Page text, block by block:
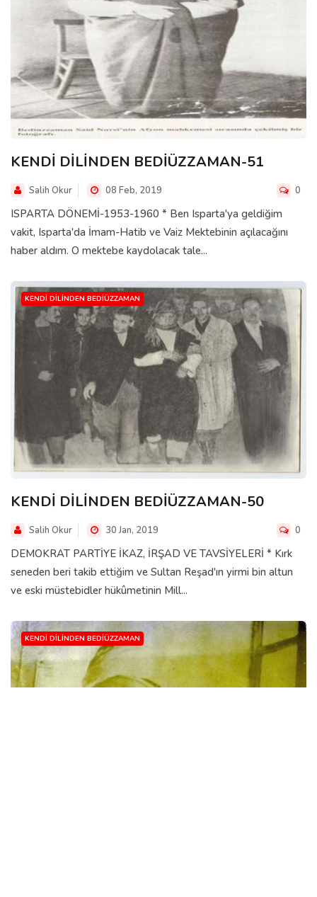
KENDİ DİLİNDEN BEDİÜZZAMAN-51
Salih Okur 08 Feb, 2019 0
ISPARTA DÖNEMİ-1953-1960 * Ben Isparta'ya geldiğim
vakit, Isparta'da İmam-Hatib ve Vaiz Mektebinin açılacağını
haber aldım. O mektebe kaydolacak tale...
KENDI DILINDEN BEDIÜZZAMAN
KENDİ DİLİNDEN BEDİÜZZAMAN-50
Salih Okur 30 Jan, 2019 0
DEMOKRAT PARTİYE İKAZ, İRŞAD VE TAVSİYELERİ * Kırk
seneden beri takib ettiğim ve Sultan Reşad'ın yirmi bin altun
ve eski müstebidler hükûmetinin Mill...
KENDI DILINDEN BEDIÜZZAMAN